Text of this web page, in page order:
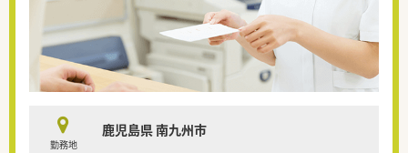
勤務地
鹿児島県 南九州市